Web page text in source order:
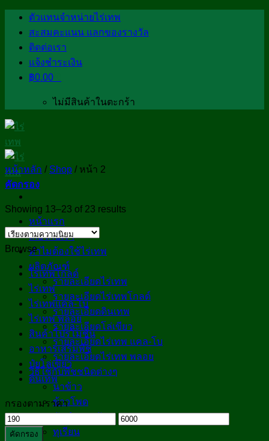
Skip
content
ตัวแทนจำหน่ายไร่เทพ
สะสมคะแนน แลกของรางวัล
ติดต่อเรา
แจ้งชำระเงิน
฿0.00
ไม่มีสินค้าในตะกร้า
หน้าแรก
เกี่ยวกับเรา
ทำไมต้องใช้ไร่เทพ
ผลิตภัณฑ์
รายละเอียดไร่เทพ
รายละเอียดไร่เทพโกลด์
รายละเอียดดินเทพ
รายละเอียดโล่เขียว
รายละเอียดไร่เทพ แคล-โบ
รายละเอียดไร่เทพ พลอย
วิธีใช้กับพืชชนิดต่างๆ
นาข้าว
ข้าวโพด
มันสำปะหลัง
ทุเรียน
หน้าหลัก / Shop / หน้า 2
คัดกรอง
Showing 13–23 of 23 results
Browse
ไร่เทพโกลด์
ไร่เทพ
ไร่เทพแคล-โบ
ไร่เทพ พลอย
สินค้าโปรโมชั่น
อาหารเสริมพืช
ปุ๋ยโล่เขียว
ดินเทพ
กรองตามราคา
ราคา
ต่ำ
ราคา
คัดกรอง